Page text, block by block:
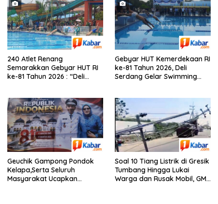
240 Atlet Renang
Semarakkan Gebyar HUT RI
ke-81 Tahun 2026 : “Deli
Pemenangnya”
Gebyar HUT Kemerdekaan RI
ke-81 Tahun 2026, Deli
Serdang Gelar Swimming
Geuchik Gampong Pondok
Kelapa,Serta Seluruh
Masyarakat Ucapkan
Soal 10 Tiang Listrik di Gresik
Tumbang Hingga Lukai
Warga dan Rusak Mobil, GM